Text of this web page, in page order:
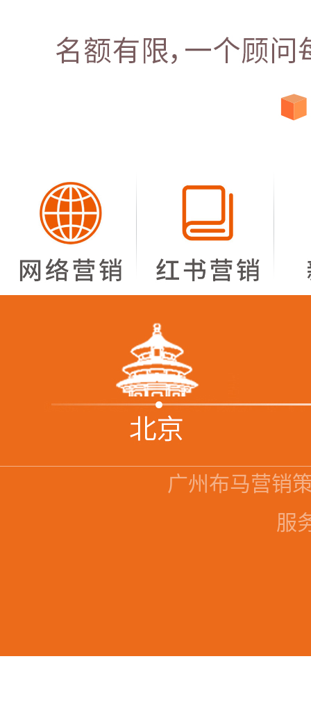
广州布马营销
服